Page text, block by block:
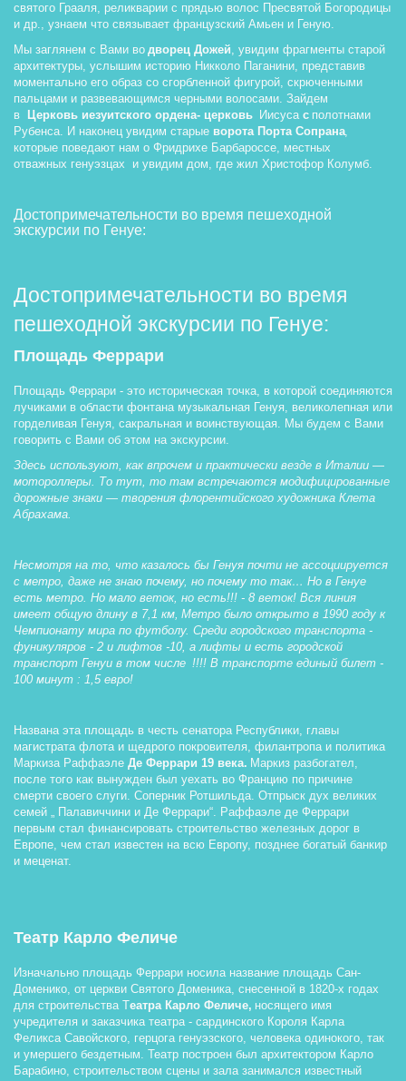
святого Грааля, реликварии с прядью волос Пресвятой Богородицы
и др., узнаем что связывает французский Амьен и Геную.
Мы заглянем с Вами во дворец Дожей, увидим фрагменты старой
архитектуры, услышим историю Никколо Паганини, представив
моментально его образ со сгорбленной фигурой, скрюченными
пальцами и развевающимся черными волосами. Зайдем
в
Церковь иезуитского ордена- церковь Иисуса с полотнами
Рубенса. И наконец увидим старые ворота Порта Сопрана,
которые поведают нам о Фридрихе Барбароссе, местных
отважных генуэзцах  и увидим дом, где жил Христофор Колумб.
Достопримечательности во время пешеходной
экскурсии по Генуе:
Достопримечательности во время
пешеходной экскурсии по Генуе:
Площадь Феррари
Площадь Феррари - это историческая точка, в которой соединяются
лучиками в области фонтана музыкальная Генуя, великолепная или
горделивая Генуя, сакральная и воинствующая. Мы будем с Вами
говорить с Вами об этом на экскурсии.
Здесь используют, как впрочем и практически везде в Италии —
мотороллеры. То тут, то там встречаются модифицированные
дорожные знаки — творения флорентийского художника Клета
Абрахама.
Несмотря на то, что казалось бы Генуя почти не ассоциируется
с метро, даже не знаю почему, но почему то так… Но в Генуе
есть метро. Но мало веток, но есть!!! - 8 веток! Вся линия
имеет общую длину в 7,1 км, Метро было открыто в 1990 году к
Чемпионату мира по футболу. Среди городского транспорта -
фуникуляров - 2 и лифтов -10, а лифты и есть городской
транспорт Генуи в том числе !!!! В транспорте единый билет -
100 минут : 1,5 евро!
Названа эта площадь в честь сенатора Республики, главы
магистрата флота и щедрого покровителя, филантропа и политика
Маркиза Раффаэле Де Феррари 19 века. Маркиз разбогател,
после того как вынужден был уехать во Францию по причине
смерти своего слуги. Соперник Ротшильда. Отпрыск дух великих
семей „ Палавиччини и Де Феррари“. Раффаэле де Феррари
первым стал финансировать строительство железных дорог в
Европе, чем стал известен на всю Европу, позднее богатый банкир
и меценат.
Театр Карло Феличе
Изначально площадь Феррари носила название площадь Сан-
Доменико, от церкви Святого Доменика, снесенной в 1820-х годах
для строительства Театра Карло Феличе, носящего имя
учредителя и заказчика театра - сардинского Короля Карла
Феликса Савойского, герцога генуэзского, человека одинокого, так
и умершего бездетным. Театр построен был архитектором Карло
Барабино, строительством сцены и зала занимался известный